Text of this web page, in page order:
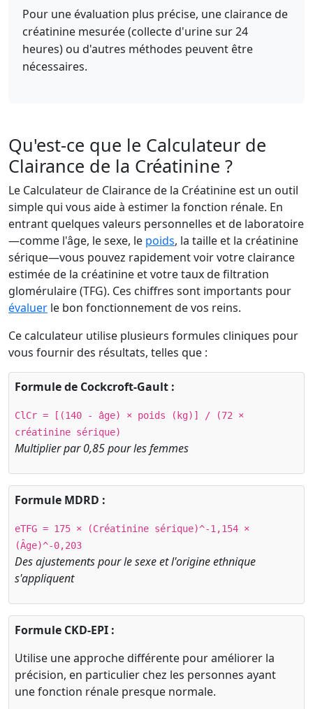
Pour une évaluation plus précise, une clairance de
créatinine mesurée (collecte d'urine sur 24
heures) ou d'autres méthodes peuvent être
nécessaires.
Qu'est-ce que le Calculateur de
Clairance de la Créatinine ?
Le Calculateur de Clairance de la Créatinine est un outil
simple qui vous aide à estimer la fonction rénale. En
entrant quelques valeurs personnelles et de laboratoire
—comme l'âge, le sexe, le poids, la taille et la créatinine
sérique—vous pouvez rapidement voir votre clairance
estimée de la créatinine et votre taux de filtration
glomérulaire (TFG). Ces chiffres sont importants pour
évaluer le bon fonctionnement de vos reins.
Ce calculateur utilise plusieurs formules cliniques pour
vous fournir des résultats, telles que :
Formule de Cockcroft-Gault :
ClCr = [(140 - âge) × poids (kg)] / (72 ×
créatinine sérique)
Multiplier par 0,85 pour les femmes
Formule MDRD :
eTFG = 175 × (Créatinine sérique)^-1,154 ×
(Âge)^-0,203
Des ajustements pour le sexe et l'origine ethnique
s'appliquent
Formule CKD-EPI :
Utilise une approche différente pour améliorer la
précision, en particulier chez les personnes ayant
une fonction rénale presque normale.